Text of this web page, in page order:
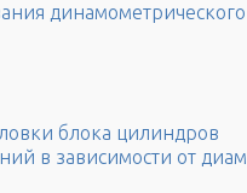
блока цилиндров
в зависимости от